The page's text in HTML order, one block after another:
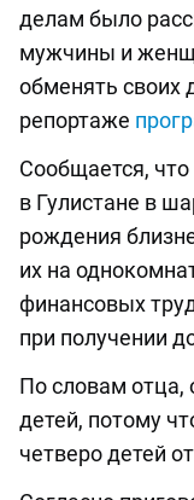
делам было
мужчины и
обменять своих
репортаже
Сообщается,
в Гулистане в
рождения
их на
финансовых
при получении
По словам
детей, потому
четверо детей